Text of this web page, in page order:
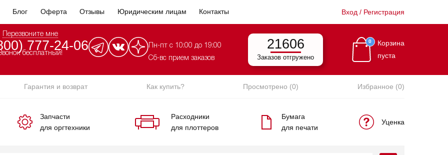
Блог Оферта Отзывы Юридическим лицам Контакты Вход / Регистрация
Перезвоните мне
777-24-06
бесплатный!
Пн-пт с 10:00 до 19:00
Сб-вс прием заказов
21606
Заказов отгружено
0
Корзина
пуста
Гарантия и возврат Как купить? Просмотрено (0) Избранное (0)
Запчасти
для оргтехники
Расходники
для плоттеров
Бумага
для печати
Уценка